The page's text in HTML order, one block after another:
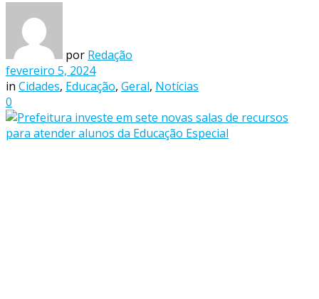
por Redação
fevereiro 5, 2024
in Cidades, Educação, Geral, Notícias
0